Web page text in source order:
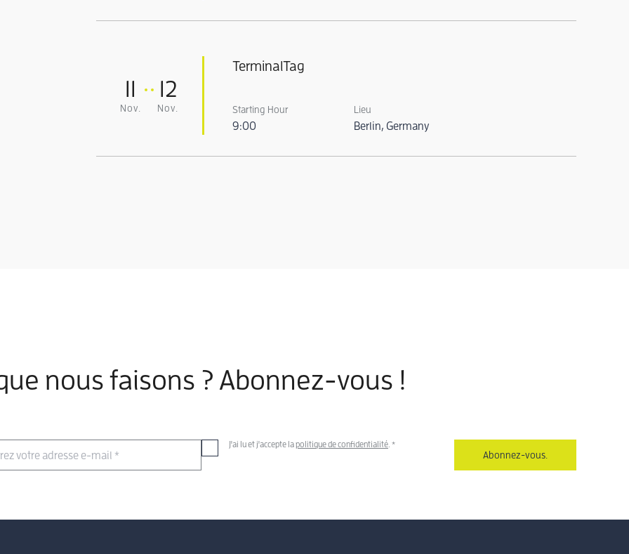
Nov.
12
Nov.
TerminalTag
Starting Hour
9:00
Lieu
Berlin, Germany
nous faisons ? Abonnez-vous !
votre adresse e-mail *
J'ai lu et j'accepte lapolitique de confidentialité *
Abonnez-vous.